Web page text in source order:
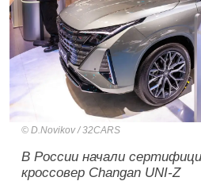
D.Novikov / 32CARS
В России начали
кроссовер Changan UNI-Z